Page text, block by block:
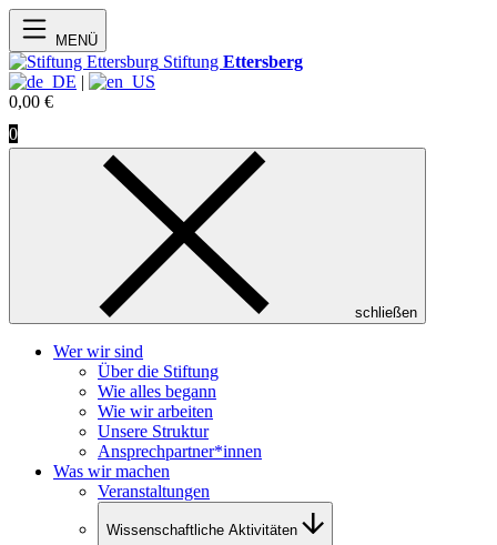
MENÜ
Stiftung Ettersberg
|
0,00 €
0
schließen
Wer wir sind
Über die Stiftung
Wie alles begann
Wie wir arbeiten
Unsere Struktur
Ansprechpartner*innen
Was wir machen
Veranstaltungen
Wissenschaftliche Aktivitäten